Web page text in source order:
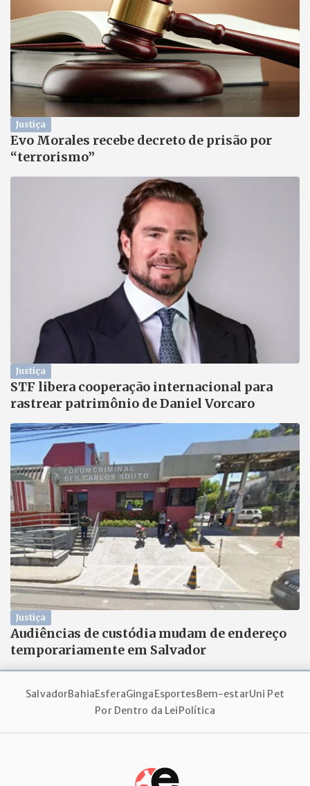
Justiça
Evo Morales recebe decreto de prisão por
“terrorismo”
Justiça
STF libera cooperação internacional para
rastrear patrimônio de Daniel Vorcaro
Justiça
Audiências de custódia mudam de endereço
temporariamente em Salvador
SalvadorBahiaEsferaGingaEsportesBem-estarUni Pet
Por Dentro da LeiPolítica